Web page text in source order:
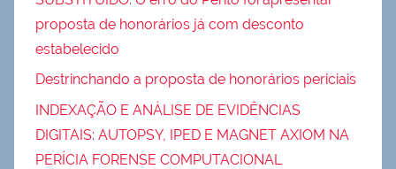
proposta de honorários já com desconto
estabelecido
Destrinchando a proposta de honorários periciais
INDEXAÇÃO E ANÁLISE DE EVIDÊNCIAS
DIGITAIS: AUTOPSY, IPED E MAGNET AXIOM NA
PERÍCIA FORENSE COMPUTACIONAL